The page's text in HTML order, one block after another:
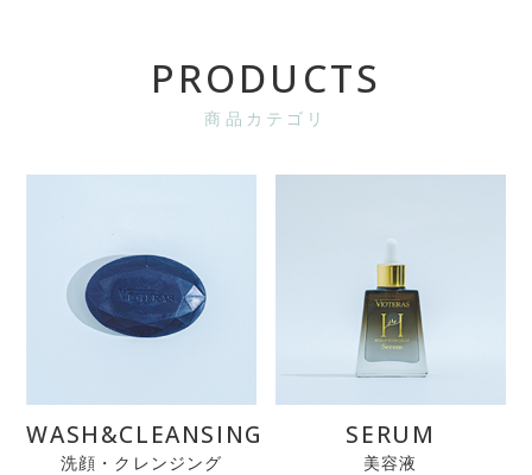
PRODUCTS
商品カテゴリ
WASH&CLEANSING
洗顔・クレンジング
SERUM
美容液